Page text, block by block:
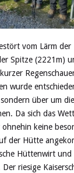
vom Lärm der
Spitze (2221m)
wurde
über um
Da sich das
keine
der Hütte
Hüttenwirt und
riesige